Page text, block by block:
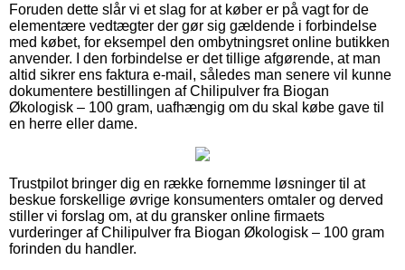
Foruden dette slår vi et slag for at køber er på vagt for de
elementære vedtægter der gør sig gældende i forbindelse
med købet, for eksempel den ombytningsret online butikken
anvender. I den forbindelse er det tillige afgørende, at man
altid sikrer ens faktura e-mail, således man senere vil kunne
dokumentere bestillingen af Chilipulver fra Biogan
Økologisk – 100 gram, uafhængig om du skal købe gave til
en herre eller dame.
Trustpilot bringer dig en række fornemme løsninger til at
beskue forskellige øvrige konsumenters omtaler og derved
stiller vi forslag om, at du gransker online firmaets
vurderinger af Chilipulver fra Biogan Økologisk – 100 gram
forinden du handler.